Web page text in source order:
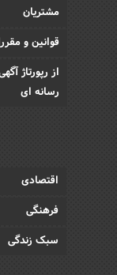
مشتریان
قوانین و
از رپورتاژ
رسانه ای
اقتصادی
فرهنگی
سبک زندگی